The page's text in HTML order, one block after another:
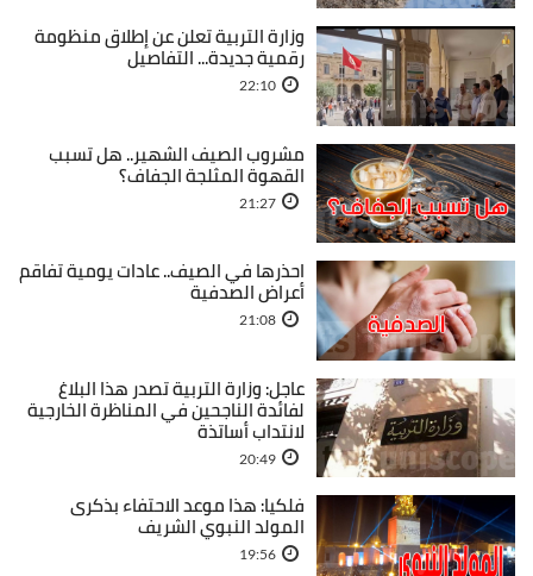
وزارة التربية تعلن عن إطلاق منظومة
رقمية جديدة... التفاصيل
22:10
مشروب الصيف الشهير.. هل تسبب
القهوة المثلجة الجفاف؟
21:27
احذرها في الصيف.. عادات يومية تفاقم
أعراض الصدفية
21:08
عاجل: وزارة التربية تصدر هذا البلاغ
لفائدة الناجحين في المناظرة الخارجية
لانتداب أساتذة
20:49
فلكيا: هذا موعد الاحتفاء بذكرى
المولد النبوي الشريف
19:56